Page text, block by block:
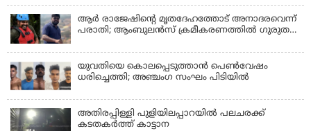
ആര്‍ രാജേഷിന്റെ മൃതദേഹത്തോട് അനാദരവെന്ന്
പരാതി; ആംബുലന്‍സ് ക്രമീകരണത്തില്‍ ഗുരുതര
ഫ്രീസര്‍ സംവിധാനം ഇല്ലാതെയെന്നും ആരോപണം
യുവതിയെ കൊലപ്പെടുത്താൻ പെൺവേഷം
ധരിച്ചെത്തി; അഞ്ചംഗ സംഘം പിടിയിൽ
അതിരപ്പിള്ളി പുളിയിലപ്പാറയിൽ പലചരക്ക്
കടതകർത്ത് കാട്ടാന